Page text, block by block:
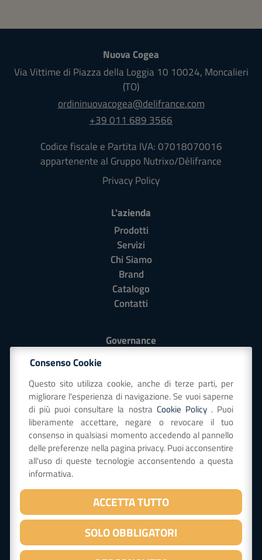
Nuova Cogea
Via Vittime di Piazza della Loggia 10 10024, Moncalieri
(TO)
ordininuovacogea@delifrance.com
+39 011 689 3566
Codice fiscale e Partita IVA: 07018070016
appartenente al Gruppo Nutrixo/Délifrance
Privacy Policy
L'azienda
Prodotti
Servizi
Chi Siamo
Brand
Catalogo
Contatti
Governance
Politica QSA-E globale e strategia
Whistleblowing
Seguici su
ISCRIVITI ALLA NEWSLETTER
Consenso Cookie
Questo sito utilizza cookie, anche di terze parti, per
migliorare l'esperienza di navigazione. Se vuoi saperne
di più puoi consultare la nostra Cookie Policy . Puoi
liberamente accettare, negare o revocare il tuo
consenso in qualsiasi momento accedendo al pannello
delle preferenze nella pagina privacy. Puoi acconsentire
all'uso di queste tecnologie acconsentendo a questa
informativa.
ACCETTA TUTTO
SOLO OBBLIGATORI